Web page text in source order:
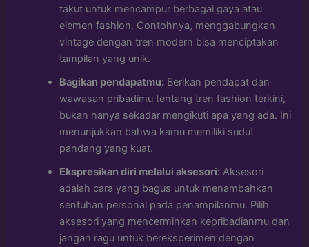
takut untuk mencampur berbagai gaya atau
elemen fashion. Contohnya, menggabungkan
vintage dengan tren modern bisa menciptakan
tampilan yang unik.
Bagikan pendapatmu: Berikan pendapat dan
wawasan pribadimu tentang tren fashion terkini,
bukan hanya sekadar mengikuti apa yang ada. Ini
menunjukkan bahwa kamu memiliki sudut
pandang yang kuat.
Ekspresikan diri melalui aksesori: Aksesori
adalah cara yang bagus untuk menambahkan
sentuhan personal pada penampilanmu. Pilih
aksesori yang mencerminkan kepribadianmu dan
jangan ragu untuk bereksperimen dengan